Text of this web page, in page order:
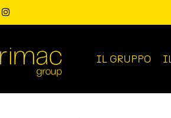
instagram
Ricerca
prodotti
IL GRUPPO